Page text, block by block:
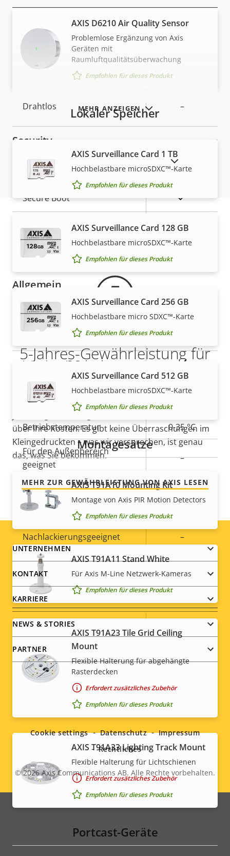
Eigentumsbeschreibung Eigentumswert
Audiounterstützung Ja
Netzwerk
Eigentumsbeschreibung
Drahtlos –
Security
Eigentumsbeschreibung Eigentumswert
Signiertes OS Ja
Secure Boot Ja
Secure keystore
Secure
Element (CC
Allgemein
Eigentumsbeschreibung Eigentumswert
Remote-Fokus –
Remote-Zoom
Integrierte IR-Beleuchtung Ja
Lokaler Speicher
(Speicherkarteneinschub)
Ja
Betriebstemperatur 0-35 °C
Für den Außenbereich
geeignet
–
Vandalismus-Schutzklasse -
IP-Schutzklasse
Nachlackierungsgeeignet –
Nachhaltigkeit PVC free
Stromversorgung
Eigentumsbeschreibung
Leistung (max.)
Leistung (durchschnittlich)
DC-Eingangsspannung
MEHR ANZEIGEN
AXIS D6210 Air Quality Sensor
Problemlose Ergänzung von Axis
Geräten mit
Raumluftqualitätsüberwachung
Empfohlen für dieses Produkt
Lokaler Speicher
AXIS Surveillance Card 1 TB
Hochbelastbare microSDXC™-Karte
Empfohlen für dieses Produkt
AXIS Surveillance Card 128 GB
Hochbelastbare microSDXC™-Karte
Empfohlen für dieses Produkt
AXIS Surveillance Card 256 GB
Hochbelastbare micro SDXC™-Karte
Empfohlen für dieses Produkt
AXIS Surveillance Card 512 GB
Hochbelastbare microSDXC™-Karte
Empfohlen für dieses Produkt
Montagesätze
AXIS T91A10 Mounting Kit
Montage von Axis PIR Motion Detectors
Empfohlen für dieses Produkt
AXIS T91A11 Stand White
Für Axis M-Line Netzwerk-Kameras
Empfohlen für dieses Produkt
AXIS T91A23 Tile Grid Ceiling
Mount
Flexible Halterung für abgehängte
Rasterdecken
Erfordert zusätzliches Zubehör
Empfohlen für dieses Produkt
AXIS T91A33 Lighting Track Mount
Flexible Halterung für Lichtschienen
Erfordert zusätzliches Zubehör
Empfohlen für dieses Produkt
Portcast-Geräte
AUSLAUFPRODUKTE ANZEIGEN
Gewährleistung
5-Jahres-Gewährleistung für
ein sicheres Gefühl
Unsere neue 5-jährige Gewährleistung bietet
jahrelangen störungsfreien Betrieb und Kontrolle
über Ihre Kosten. Es gibt keine Überraschungen im
Kleingedruckten – was wir versprechen, ist genau
das, was Sie bekommen.
MEHR ZUR GEWÄHRLEISTUNG VON AXIS LESEN
Footer
menu
UNTERNEHMEN
KONTAKT
KARRIERE
NEWS & STORIES
PARTNER
Social
menu
Legal
menu
© 2026Axis Communications AB. Alle Rechte vorbehalten.
Cookie settings Datenschutz
Impressum
Rechtliches